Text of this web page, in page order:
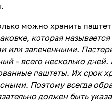
можно хранить
которая
или запеченными.
– всего несколько
паштеты. Их срок
Поэтому всегда
должен быть